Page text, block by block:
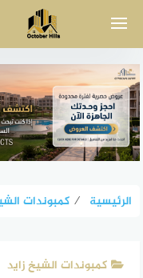
الرئيسية ⁄ كمبوندات
كمبوندات الشيخ زايد